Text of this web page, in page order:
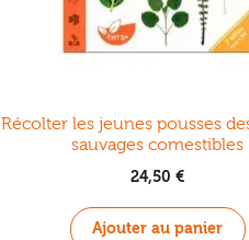
Récolter les jeunes pousses
sauvages comestibles
24,50 €
Ajouter au panier